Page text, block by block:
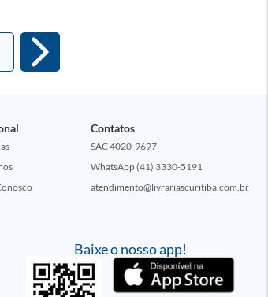
Baixe o nosso app!
Contatos
SAC 4020-9697
WhatsApp (41) 3330-5191
atendimento@livrariascuritiba.com.br